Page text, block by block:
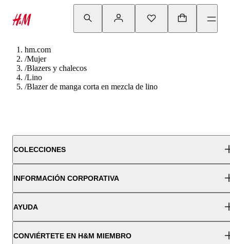
hm.com
/Mujer
/Blazers y chalecos
/Lino
/Blazer de manga corta en mezcla de lino
COLECCIONES
INFORMACIÓN CORPORATIVA
AYUDA
CONVIÉRTETE EN H&M MIEMBRO